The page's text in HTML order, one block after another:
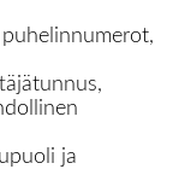
ja